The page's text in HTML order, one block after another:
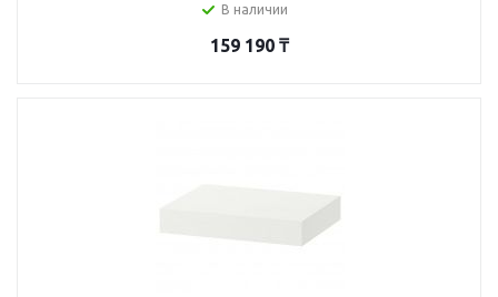
В наличии
159 190 ₸